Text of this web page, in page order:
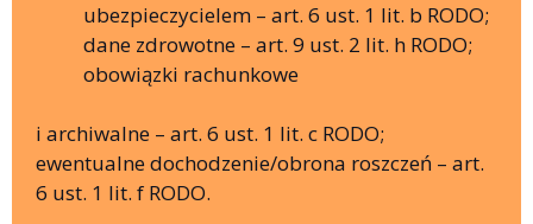
ubezpieczycielem – art. 6 ust. 1 lit. b RODO;
dane zdrowotne – art. 9 ust. 2 lit. h RODO;
obowiązki rachunkowe
i archiwalne – art. 6 ust. 1 lit. c RODO;
ewentualne dochodzenie/obrona roszczeń – art.
6 ust. 1 lit. f RODO.